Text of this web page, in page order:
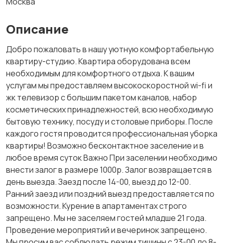
Описание
Добро пожаловать в нашу уютную комфортабельную
квартиру-студию. Квартира оборудована всем
необходимым для комфортного отдыха. К вашим
услугам мы предоставляем высокоскоростной wi-fi и
жк телевизор с большим пакетом каналов, набор
косметических принадлежностей, всю необходимую
бытовую технику, посуду и столовые приборы. После
каждого гостя проводится профессиональная уборка
квартиры! Возможно бесконтактное заселение и в
любое время суток Важно При заселении необходимо
внести залог в размере 1000р. Залог возвращается в
день выезда. Заезд после 14-00, выезд до 12-00.
Ранний заезд или поздний выезд предоставляется по
возможности. Курение в апартаментах строго
запрещено. Мы не заселяем гостей младше 21 года.
Проведение мероприятий и вечеринок запрещено.